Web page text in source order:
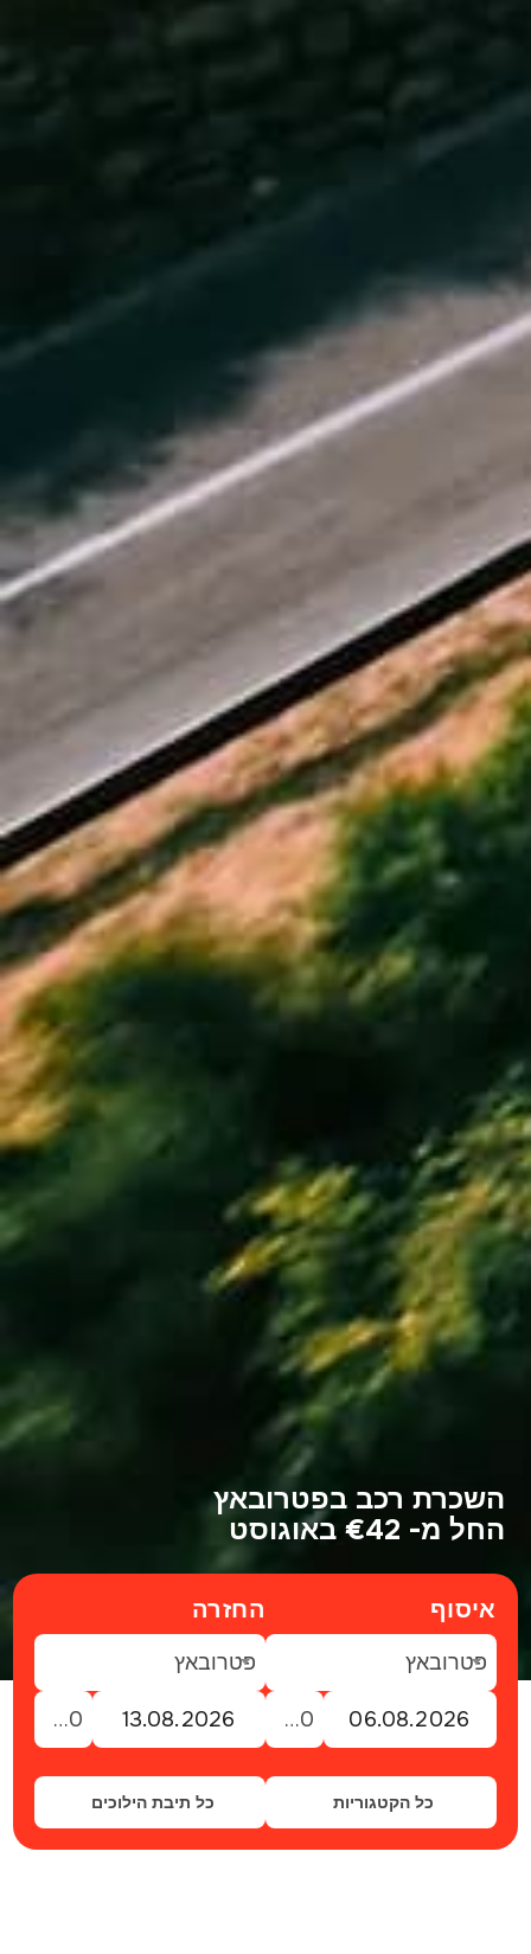
השכרת רכב בפטרובאץ
החל מ- €42 באוגוסט
איסוף
פטרובאץ
12:00
החזרה
פטרובאץ
12:00
כל הקטגוריות כל תיבת הילוכים